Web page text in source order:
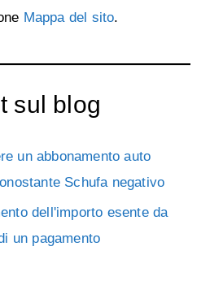
Mappa del sito.
sul blog
un abbonamento auto
Schufa negativo
dell'importo esente da
un pagamento